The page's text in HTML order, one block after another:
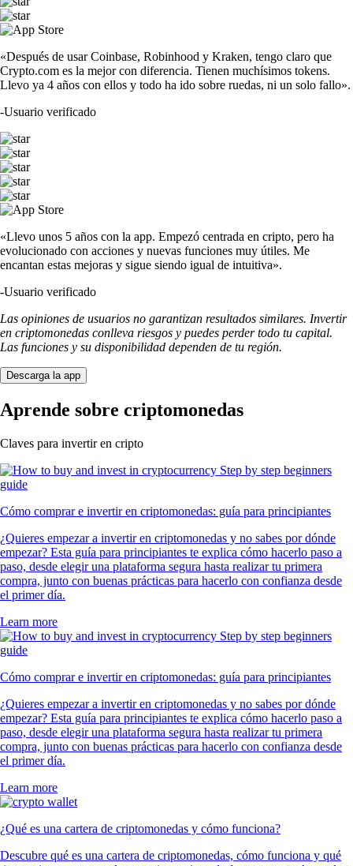
«Después de usar Coinbase, Robinhood y Kraken, tengo claro que
Crypto.com es la mejor con diferencia. Tienen muchísimos tokens.
Llevo ya 4 años con ellos y todo ha ido sobre ruedas, ni un solo fallo».
-Usuario verificado
«Llevo unos 5 años con la app. Empezó centrada en cripto, pero ha
evolucionado con acciones y nuevas funciones muy útiles. Me
encantan estas mejoras y sigue siendo igual de intuitiva».
-Usuario verificado
Las opiniones de usuarios no garantizan resultados similares. Invertir
en criptomonedas conlleva riesgos y puedes perder todo tu capital.
Las funciones y su disponibilidad dependen de tu región.
Descarga la app
Aprende sobre criptomonedas
Claves para invertir en cripto
Cómo comprar e invertir en criptomonedas: guía para principiantes
¿Quieres empezar a invertir en criptomonedas y no sabes por dónde
empezar? Esta guía para principiantes te explica cómo hacerlo paso a
paso, desde elegir una plataforma segura hasta realizar tu primera
compra, junto con buenas prácticas para hacerlo con confianza desde
el primer día.
Learn more
Cómo comprar e invertir en criptomonedas: guía para principiantes
¿Quieres empezar a invertir en criptomonedas y no sabes por dónde
empezar? Esta guía para principiantes te explica cómo hacerlo paso a
paso, desde elegir una plataforma segura hasta realizar tu primera
compra, junto con buenas prácticas para hacerlo con confianza desde
el primer día.
Learn more
¿Qué es una cartera de criptomonedas y cómo funciona?
Descubre qué es una cartera de criptomonedas, cómo funciona y qué